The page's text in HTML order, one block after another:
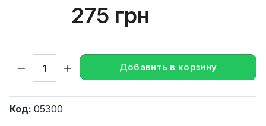
275 грн
Добавить в корзину
Код: 05300